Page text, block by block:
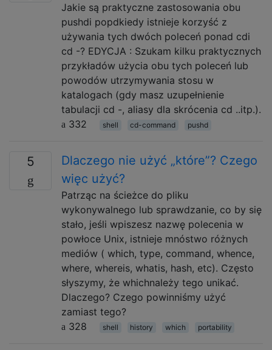
Jakie są praktyczne zastosowania obu
pushdi popdkiedy istnieje korzyść z
używania tych dwóch poleceń ponad cdi
cd -? EDYCJA : Szukam kilku praktycznych
przykładów użycia obu tych poleceń lub
powodów utrzymywania stosu w
katalogach (gdy masz uzupełnienie
tabulacji cd -, aliasy dla skrócenia cd ..itp.).
332
shell cd-command pushd
5
Dlaczego nie użyć „które”? Czego
więc użyć?
Patrząc na ścieżce do pliku
wykonywalnego lub sprawdzanie, co by się
stało, jeśli wpiszesz nazwę polecenia w
powłoce Unix, istnieje mnóstwo różnych
mediów ( which, type, command, whence,
where, whereis, whatis, hash, etc). Często
słyszymy, że whichnależy tego unikać.
Dlaczego? Czego powinniśmy użyć
zamiast tego?
328
shell history which portability